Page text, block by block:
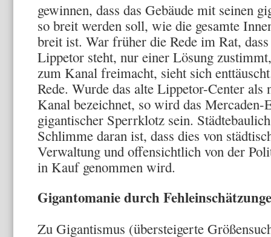
gewinnen, dass das Gebäude mit seinen
so breit werden soll, wie die gesamte
breit ist. War früher die Rede im Rat,
Lippetor steht, nur einer Lösung
zum Kanal freimacht, sieht sich
Rede. Wurde das alte Lippetor-Center
Kanal bezeichnet, so wird das
gigantischer Sperrklotz sein.
Schlimme daran ist, dass dies von
Verwaltung und offensichtlich von der
in Kauf genommen wird.
Gigantomanie durch
Zu Gigantismus (übersteigerte